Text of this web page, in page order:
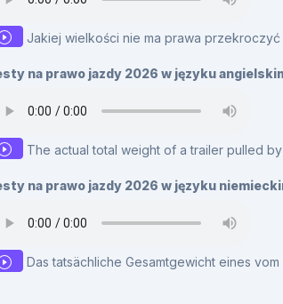
Jakiej wielkości nie ma prawa
na prawo jazdy 2026 w języku
The actual total weight of a trailer pulled
na prawo jazdy 2026 w języku
Das tatsächliche Gesamtgewicht eines